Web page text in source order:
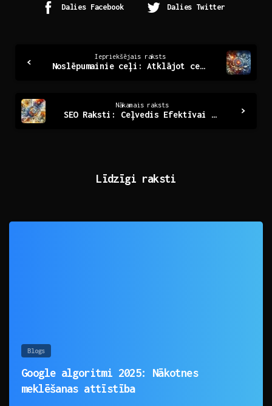
Dalies Facebook Dalies Twitter
Reading
Iepriekšējais raksts
Noslēpumainie ceļi: Atklājot ceļojumu pasauli
Nākamais raksts
SEO Raksti: Ceļvedis Efektīvai Saturu Izstrādei
Līdzīgi raksti
Blogs
Google algoritmi 2025: Nākotnes
meklēšanas attīstība